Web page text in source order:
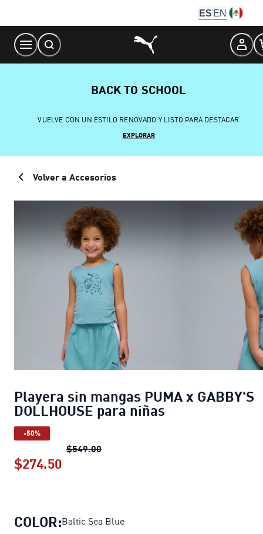
Content
ES EN
BACK TO SCHOOL
VUELVE CON UN ESTILO RENOVADO Y LISTO PARA DESTACAR
EXPLORAR
Volver a Accesorios
Playera sin mangas PUMA x GABBY'S
DOLLHOUSE para niñas
-50%
$549.00Playera sin mangas PUMA x
$274.50
COLOR:Baltic Sea Blue